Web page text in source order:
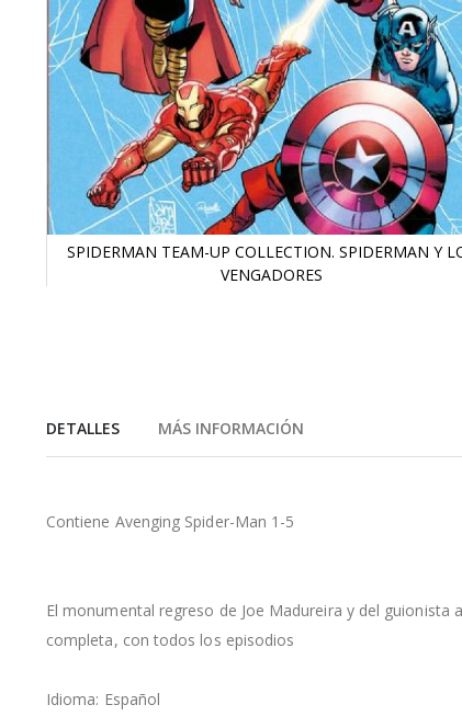
SPIDERMAN TEAM-UP COLLECTION. SPIDERMAN Y
VENGADORES
de
imágenes
DETALLES
Contiene Avenging Spider-Man 1-5
El monumental regreso de Joe Madureira y del
completa, con todos los episodios
Idioma: Español
MÁS INFORMACIÓN